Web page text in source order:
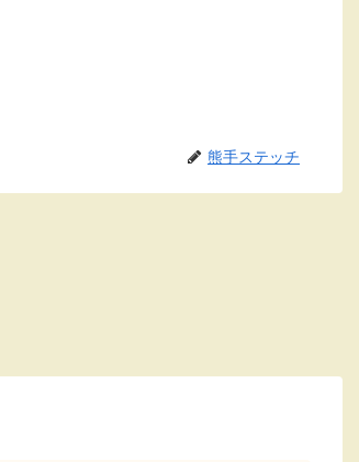
熊手ステッチ